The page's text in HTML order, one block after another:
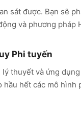
sát được. Bạn sẽ
và phương pháp
Phi tuyến
thuyết và ứng
hầu hết các mô hình